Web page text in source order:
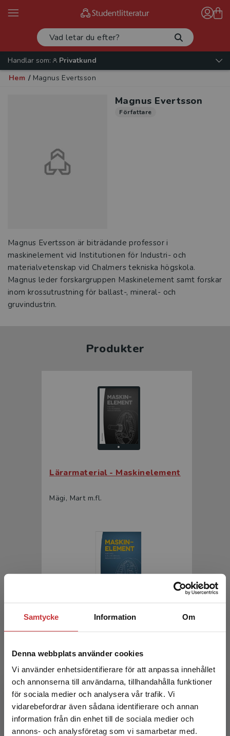
Samtycke Information Om
Denna webbplats använder cookies
Vi använder enhetsidentifierare för att anpassa innehållet
och annonserna till användarna, tillhandahålla funktioner
för sociala medier och analysera vår trafik. Vi
vidarebefordrar även sådana identifierare och annan
information från din enhet till de sociala medier och
annons- och analysföretag som vi samarbetar med.
Begränsad fraktregion
Handlar som:
Privatkund
Hem / Magnus Evertsson
Magnus Evertsson
Författare
Magnus Evertsson är biträdande professor i
maskinelement vid Institutionen för Industri- och
materialvetenskap vid Chalmers tekniska högskola.
Magnus leder forskargruppen Maskinelement samt forskar
inom krossutrustning för ballast-, mineral- och
gruvindustrin.
Produkter
Lärarmaterial - Maskinelement
Mägi, Mart m.fl.
Maskinelement
449 krinkl. moms
Exkl. moms: 424 kr